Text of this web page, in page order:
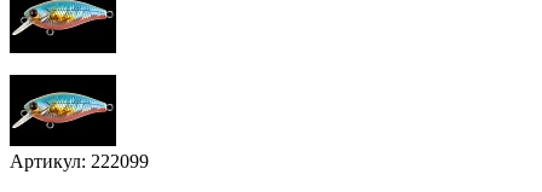
Артикул: 222099